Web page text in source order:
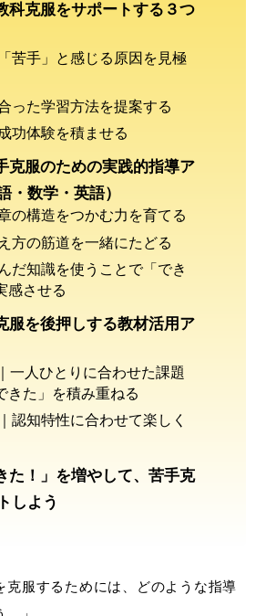
科克服をサポートする３つ
苦手」と感じる原因を見極
った学習方法を提案する
功体験を積ませる
克服のための実践的指導ア
・数学・英語）
の構造をつかむ力を育てる
方の筋道を一緒にたどる
だ知識を使うことで「でき
感させる
服を後押しする教材活用ア
一人ひとりに合わせた課題
きた」を積み重ねる
認知特性に合わせて楽しく
た！」を増やして、苦手克
しよう
克服するためには、どのような指導